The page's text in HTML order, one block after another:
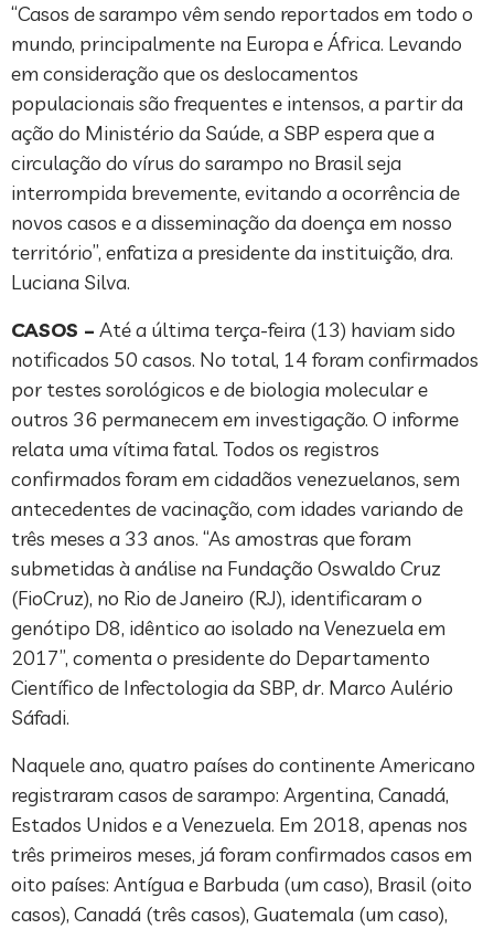
“Casos de sarampo vêm sendo reportados em todo o
mundo, principalmente na Europa e África. Levando
em consideração que os deslocamentos
populacionais são frequentes e intensos, a partir da
ação do Ministério da Saúde, a SBP espera que a
circulação do vírus do sarampo no Brasil seja
interrompida brevemente, evitando a ocorrência de
novos casos e a disseminação da doença em nosso
território”, enfatiza a presidente da instituição, dra.
Luciana Silva.
CASOS – Até a última terça-feira (13) haviam sido
notificados 50 casos. No total, 14 foram confirmados
por testes sorológicos e de biologia molecular e
outros 36 permanecem em investigação. O informe
relata uma vítima fatal. Todos os registros
confirmados foram em cidadãos venezuelanos, sem
antecedentes de vacinação, com idades variando de
três meses a 33 anos. “As amostras que foram
submetidas à análise na Fundação Oswaldo Cruz
(FioCruz), no Rio de Janeiro (RJ), identificaram o
genótipo D8, idêntico ao isolado na Venezuela em
2017”, comenta o presidente do Departamento
Científico de Infectologia da SBP, dr. Marco Aulério
Sáfadi.
Naquele ano, quatro países do continente Americano
registraram casos de sarampo: Argentina, Canadá,
Estados Unidos e a Venezuela. Em 2018, apenas nos
três primeiros meses, já foram confirmados casos em
oito países: Antígua e Barbuda (um caso), Brasil (oito
casos), Canadá (três casos), Guatemala (um caso),